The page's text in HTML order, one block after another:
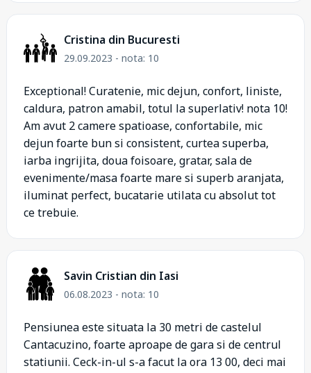
Cristina din Bucuresti
29.09.2023 - nota: 10
Exceptional! Curatenie, mic dejun, confort, liniste,
caldura, patron amabil, totul la superlativ! nota 10!
Am avut 2 camere spatioase, confortabile, mic
dejun foarte bun si consistent, curtea superba,
iarba ingrijita, doua foisoare, gratar, sala de
evenimente/masa foarte mare si superb aranjata,
iluminat perfect, bucatarie utilata cu absolut tot
ce trebuie.
Savin Cristian din Iasi
06.08.2023 - nota: 10
Pensiunea este situata la 30 metri de castelul
Cantacuzino, foarte aproape de gara si de centrul
statiunii. Ceck-in-ul s-a facut la ora 13 00, deci mai